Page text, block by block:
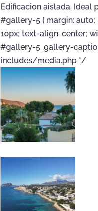
Edificacion aislada. Ideal
#gallery-5 { margin:
10px; text-align: center;
#gallery-5 .gallery-
includes/media.php */